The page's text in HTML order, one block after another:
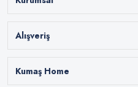
Alışveriş
Kumaş Home